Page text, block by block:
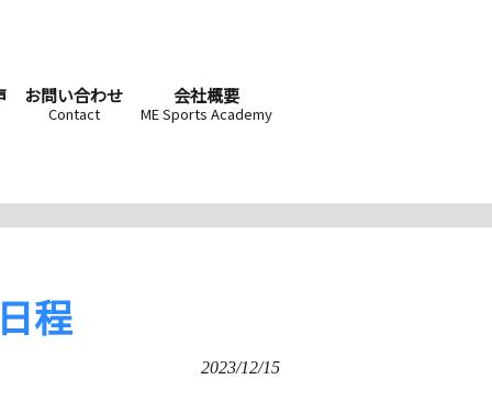
お問い合わせ
Contact
会社概要
ME Sports Academy
程
2023/12/15